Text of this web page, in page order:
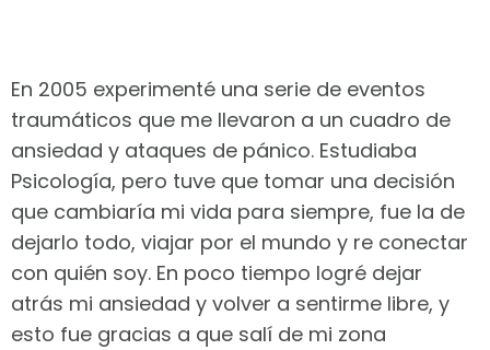
En 2005 experimenté una serie de eventos
traumáticos que me llevaron a un cuadro de
ansiedad y ataques de pánico. Estudiaba
Psicología, pero tuve que tomar una decisión
que cambiaría mi vida para siempre, fue la de
dejarlo todo, viajar por el mundo y re conectar
con quién soy. En poco tiempo logré dejar
atrás mi ansiedad y volver a sentirme libre, y
esto fue gracias a que salí de mi zona